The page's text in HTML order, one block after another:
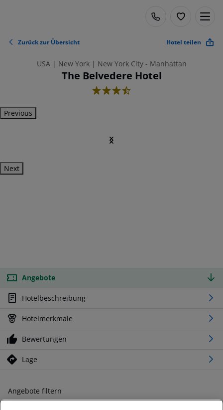
Zurück zur Übersicht Hotel teilen
USA | New York | New York City - Manhattan
The Belvedere Hotel
3.5
Previous
Next
Angebote
Hotelbeschreibung
Hotelmerkmale
Bewertungen
Lage
Angebote filtern
Ändern Sie Ihre Kriterien nach Ihren Wünschen